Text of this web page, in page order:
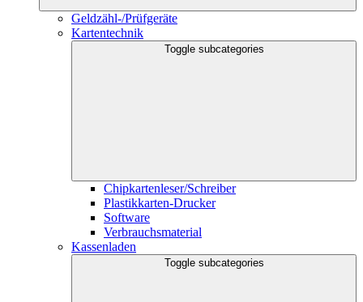
Geldzähl-/Prüfgeräte
Kartentechnik
Toggle subcategories
Chipkartenleser/Schreiber
Plastikkarten-Drucker
Software
Verbrauchsmaterial
Kassenladen
Toggle subcategories